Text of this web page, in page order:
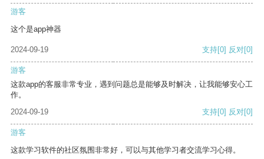
游客
这个是app神器
2024-09-19 支持[0] 反对[0]
游客
这款app的客服非常专业，遇到问题总是能够及时解决，让我能够安心工
作。
2024-09-19
支持[0] 反对[0]
游客
这款学习软件的社区氛围非常好，可以与其他学习者交流学习心得。